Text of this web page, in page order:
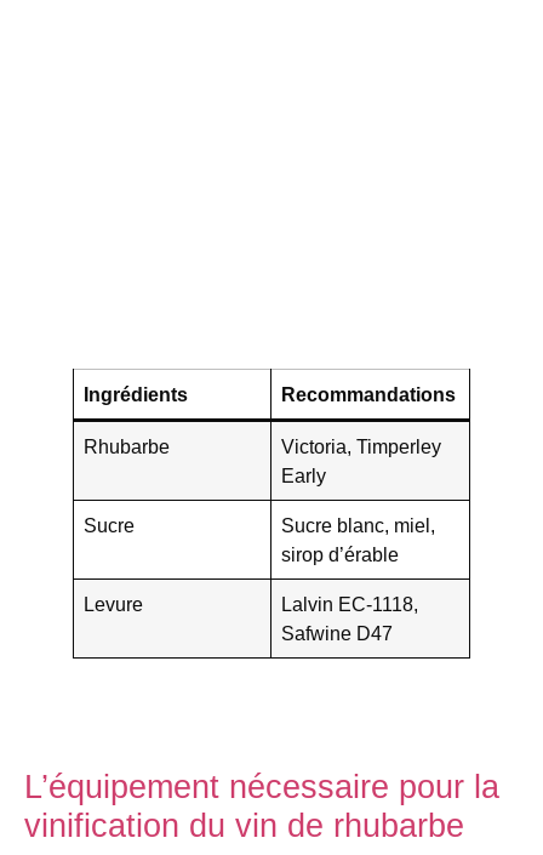
Ingrédients Recommandations
Rhubarbe
Victoria, Timperley
Early
Sucre
Sucre blanc, miel,
sirop d’érable
Levure
Lalvin EC-1118,
Safwine D47
L’équipement nécessaire pour la
vinification du vin de rhubarbe